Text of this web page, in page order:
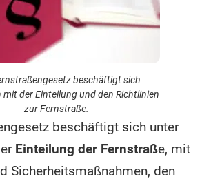
beschäftigt sich
der Einteilung und den Richtlinien
zur Fernstraße.
beschäftigt sich unter
Einteilung der Fernstraße, mit
Sicherheitsmaßnahmen, den